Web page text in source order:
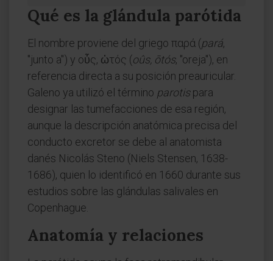
Qué es la glándula parótida
El nombre proviene del griego παρά (pará,
"junto a") y οὖς, ὠτός (oûs, ōtós, "oreja"), en
referencia directa a su posición preauricular.
Galeno ya utilizó el término parotispara
designar las tumefacciones de esa región,
aunque la descripción anatómica precisa del
conducto excretor se debe al anatomista
danés Nicolás Steno (Niels Stensen, 1638-
1686), quien lo identificó en 1660 durante sus
estudios sobre las glándulas salivales en
Copenhague.
Anatomía y relaciones